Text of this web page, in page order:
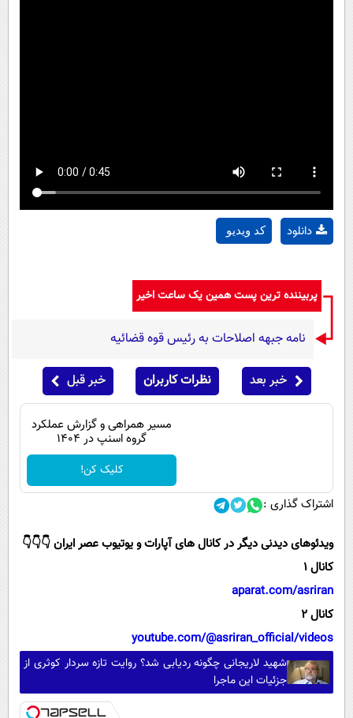
کد ویدیو دانلود
پربیننده ترین پست همین یک ساعت اخیر
نامه جبهه اصلاحات به رئیس قوه قضائیه
خبر بعد نظرات کاربران خبر قبل
مسیر همراهی و گزارش عملکرد
گروه اسنپ در ۱۴۰۴
کلیک کن!
اشتراک گذاری :
ویدئوهای دیدنی دیگر در کانال های آپارات و یوتیوب عصر ایران 👇👇👇
کانال 1
aparat.com/asriran
کانال 2
youtube.com/@asriran_official/videos
شهید لاریجانی چگونه ردیابی شد؟ روایت تازه سردار کوثری از
جزئیات این ماجرا